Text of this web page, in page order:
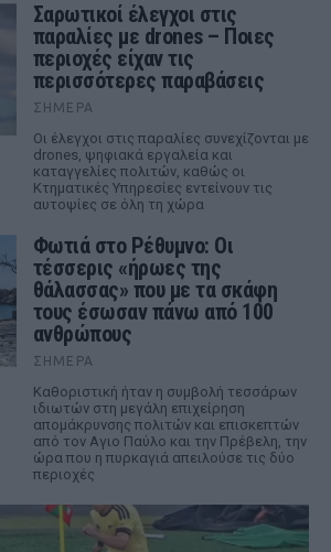
Σαρωτικοί έλεγχοι στις
παραλίες με drones – Ποιες
περιοχές είχαν τις
περισσότερες παραβάσεις
ΣΉΜΕΡΑ
Οι έλεγχοι στις παραλίες συνεχίζονται με
drones, ψηφιακά εργαλεία και
καταγγελίες πολιτών, καθώς οι
Κτηματικές Υπηρεσίες εντείνουν τις
αυτοψίες σε όλη τη χώρα
Φωτιά στο Ρέθυμνο: Οι
τέσσερις «ήρωες της
θάλασσας» που με τα σκάφη
τους έσωσαν πάνω από 100
ανθρώπους
ΣΉΜΕΡΑ
Καθοριστική ήταν η συμβολή τεσσάρων
ιδιωτών στη μεγάλη επιχείρηση
απομάκρυνσης πολιτών και επισκεπτών
από τον Αγιο Παύλο και την Πρέβελη, την
ώρα που η πυρκαγιά απειλούσε τις δύο
περιοχές